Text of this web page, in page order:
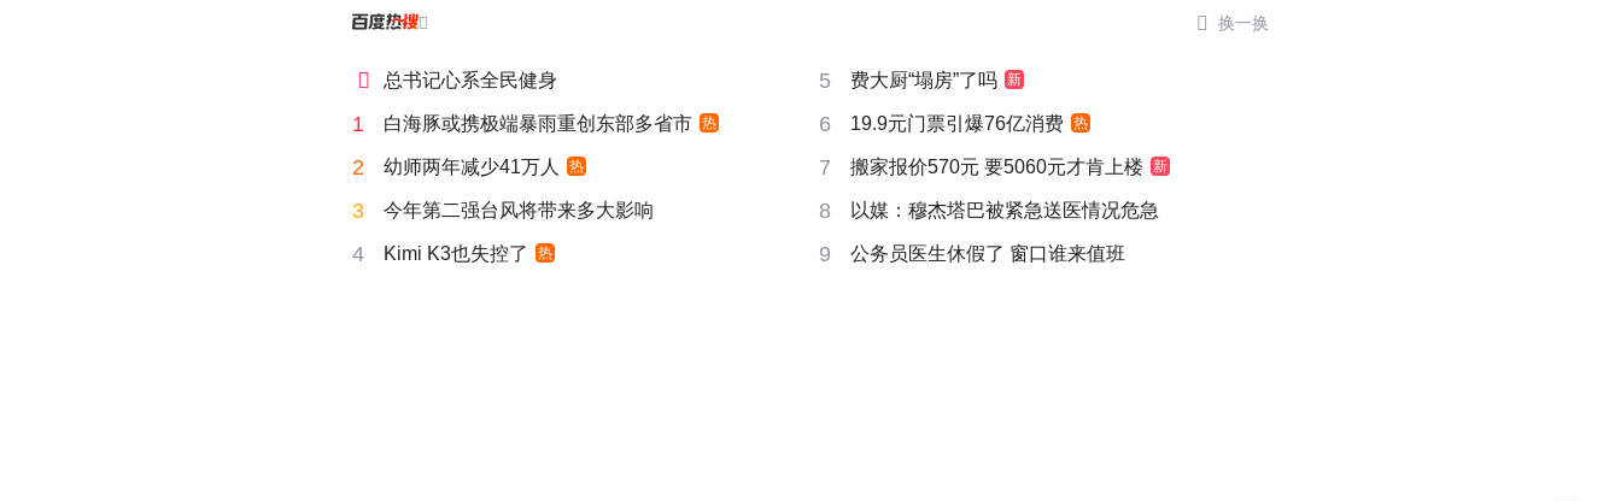
  换一换
 总书记心系全民健身 5 费大厨“塌房”了吗 新
1 白海豚或携极端暴雨重创东部多省市 热 6 19.9元门票引爆76亿消费 热
2 幼师两年减少41万人 热 7 搬家报价570元 要5060元才肯上楼 新
3 今年第二强台风将带来多大影响 8 以媒：穆杰塔巴被紧急送医情况危急
4 Kimi K3也失控了 热 9 公务员医生休假了 窗口谁来值班